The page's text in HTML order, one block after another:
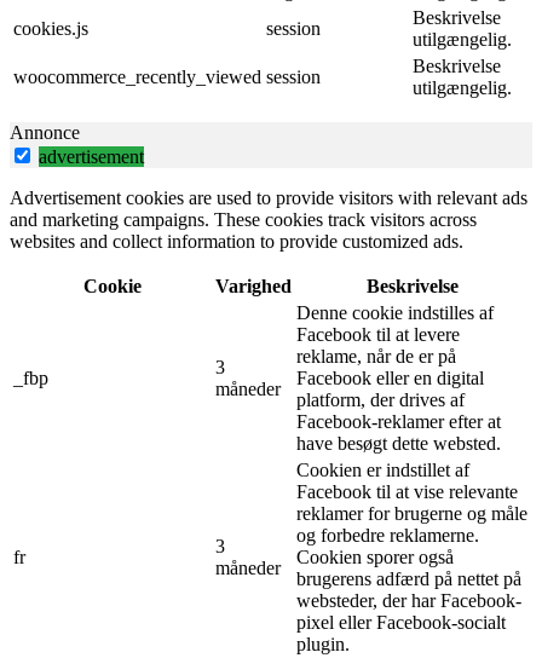
cookies.js
session
Beskrivelse
utilgængelig.
woocommerce_recently_viewed session
Beskrivelse
utilgængelig.
Annonce
advertisement
Advertisement cookies are used to provide visitors with relevant ads
and marketing campaigns. These cookies track visitors across
websites and collect information to provide customized ads.
Cookie Varighed Beskrivelse
_fbp
3
måneder
Denne cookie indstilles af
Facebook til at levere
reklame, når de er på
Facebook eller en digital
platform, der drives af
Facebook-reklamer efter at
have besøgt dette websted.
fr
3
måneder
Cookien er indstillet af
Facebook til at vise relevante
reklamer for brugerne og måle
og forbedre reklamerne.
Cookien sporer også
brugerens adfærd på nettet på
websteder, der har Facebook-
pixel eller Facebook-socialt
plugin.